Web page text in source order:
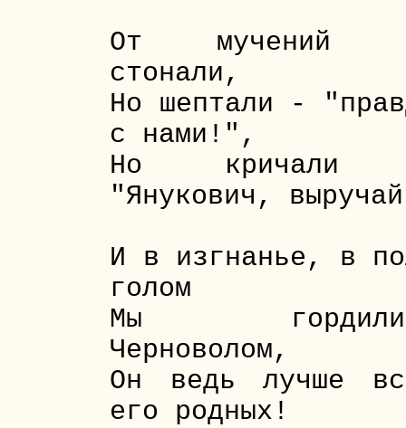
От мучений
стонали,
Но шептали -
с нами!",
Но
"Янукович,
И в изгнанье, в
голом
Мы
Черноволом,
Он ведь лучше
его родных!